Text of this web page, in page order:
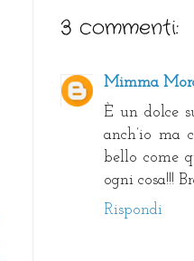
3 commenti:
Mimma
È un dolce
anch’io ma
bello come
ogni cosa!!!
Rispondi